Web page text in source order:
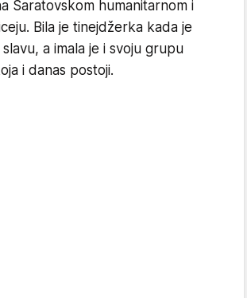
Saratovskom humanitarnom i
Bila je tinejdžerka kada je
a imala je i svoju grupu
i danas postoji.